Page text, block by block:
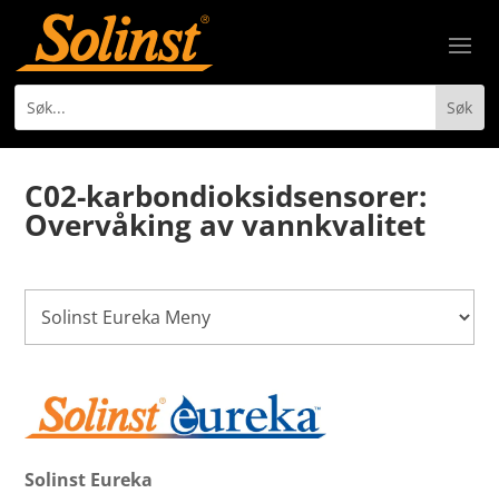
C02-karbondioksidsensorer:
Overvåking av vannkvalitet
Solinst Eureka